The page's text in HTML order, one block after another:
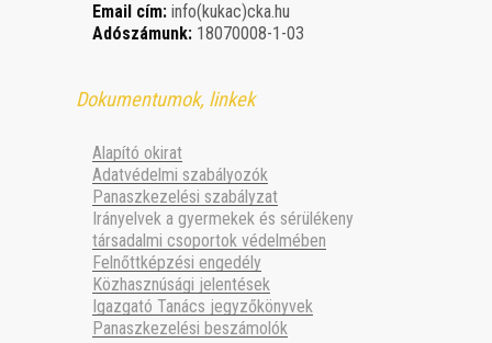
Email cím: info(kukac)cka.hu
Adószámunk: 18070008-1-03
Dokumentumok, linkek
Alapító okirat
Adatvédelmi szabályozók
Panaszkezelési szabályzat
Irányelvek a gyermekek és sérülékeny
társadalmi csoportok védelmében
Felnőttképzési engedély
Közhasznúsági jelentések
Igazgató Tanács jegyzőkönyvek
Panaszkezelési beszámolók